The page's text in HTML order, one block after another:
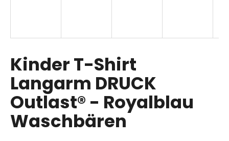
Kinder T-Shirt
Langarm DRUCK
Outlast® - Royalblau
Waschbären
p
f
e
h
l
e
n